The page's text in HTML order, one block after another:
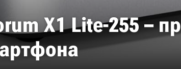
X1 Lite-255 –